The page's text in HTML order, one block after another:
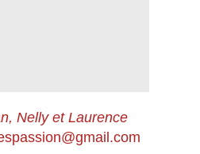
Nelly et Laurence